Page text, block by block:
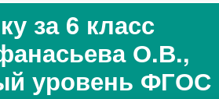
за 6 класс
О.В.,
уровень ФГОС